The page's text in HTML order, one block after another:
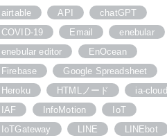
airtable
API
chatGPT
COVID-19
Email
enebular
enebular editor
EnOcean
Firebase
Google Spreadsheet
Heroku
HTMLノード
ia-cloud
IAF
InfoMotion
IoT
IoTGateway
LINE
LINEbot